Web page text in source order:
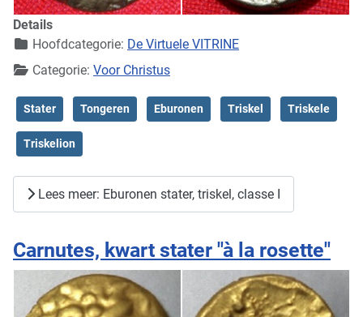
Details
Hoofdcategorie: De Virtuele VITRINE
Categorie: Voor Christus
Stater Tongeren Eburonen Triskel Triskele
Triskelion
Lees meer: Eburonen stater, triskel, classe I
Carnutes, kwart stater "à la rosette"